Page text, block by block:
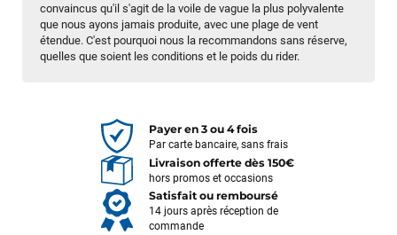
convaincus qu'il s'agit de la voile de vague la plus polyvalente
que nous ayons jamais produite, avec une plage de vent
étendue. C'est pourquoi nous la recommandons sans réserve,
quelles que soient les conditions et le poids du rider.
Payer en 3 ou 4 fois
Par carte bancaire, sans frais
Livraison offerte dès 150€
hors promos et occasions
Satisfait ou remboursé
14 jours après réception de
commande